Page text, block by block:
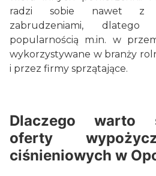
radzi sobie nawet z
zabrudzeniami,
popularnością m.in. w
wykorzystywane w branży
i przez firmy sprzątające.
Dlaczego warto
oferty
ciśnieniowych w